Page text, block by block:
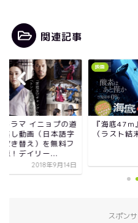
関連記事
道
字
フ
映画
『海底47ｍ』ネタバレ
（ラスト結末）と感想！
スポン